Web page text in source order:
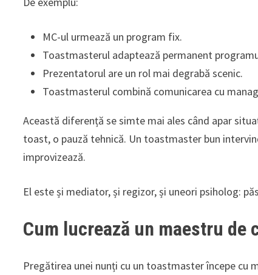
MC-ul urmează un program fix.
Toastmasterul adaptează permanent
Prezentatorul are un rol mai degrabă scenic.
Toastmasterul combină comunicarea cu
Această diferență se simte mai ales când apar
toast, o pauză tehnică. Un toastmaster bun
improvizează.
El este și mediator, și regizor, și uneori psiholog:
Cum lucrează un maestru de
Pregătirea unei nunți cu un toastmaster începe cu